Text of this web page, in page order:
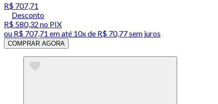
R$ 707,71
Desconto
R$ 580,32 no PIX
ou R$ 707,71 em até 10x de R$ 70,77 sem juros
COMPRAR AGORA